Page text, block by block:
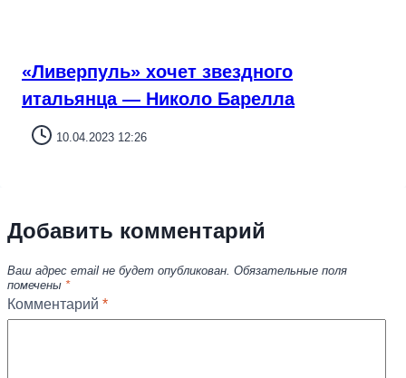
«Ливерпуль» хочет звездного
итальянца — Николо Барелла
10.04.2023 12:26
Добавить комментарий
Ваш адрес email не будет опубликован. Обязательные поля
помечены *
Комментарий *